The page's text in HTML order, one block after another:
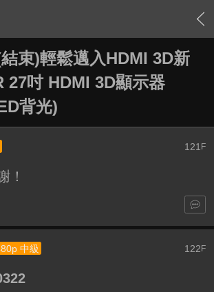
or Trade › 一起團購區 Group Buy › 內
束)輕鬆邁入HDMI 3D新
27吋 HDMI 3D顯示器
背光)
121 F
！
122F
中級